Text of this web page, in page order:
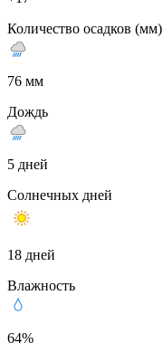
Количество осадков (мм)
76 мм
Дождь
5 дней
Солнечных дней
18 дней
Влажность
64%